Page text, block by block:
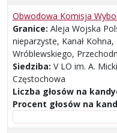
Obwodowa Komisja
Granice: Aleja Wojska
nieparzyste, Kanał
Wróblewskiego,
Siedziba: V LO im. A.
Częstochowa
Liczba głosów na
Procent głosów na